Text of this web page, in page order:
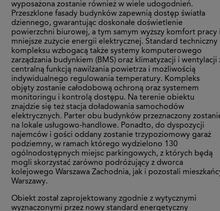
wyposażona zostanie również w wiele udogodnień.
Przeszklone fasady budynków zapewnią dostęp światła
dziennego, gwarantując doskonałe doświetlenie
powierzchni biurowej, a tym samym wyższy komfort pracy
mniejsze zużycie energii elektrycznej. Standard techniczny
kompleksu wzbogacą także systemy komputerowego
zarządzania budynkiem (BMS) oraz klimatyzacji i wentylacji
centralną funkcją nawilżania powietrza i możliwością
indywidualnego regulowania temperatury. Kompleks
objęty zostanie całodobową ochroną oraz systemem
monitoringu i kontrolą dostępu. Na terenie obiektu
znajdzie się też stacja doładowania samochodów
elektrycznych. Parter obu budynków przeznaczony
na lokale usługowo-handlowe. Ponadto, do dyspozycji
najemców i gości oddany zostanie trzypoziomowy garaż
podziemny, w ramach którego wydzielono 130
ogólnodostępnych miejsc parkingowych, z których będą
mogli skorzystać zarówno podróżujący z dworca
kolejowego Warszawa Zachodnia, jak i pozostali
Warszawy.
Obiekt został zaprojektowany zgodnie z wytycznymi
wyznaczonymi przez nowy standard energetyczny